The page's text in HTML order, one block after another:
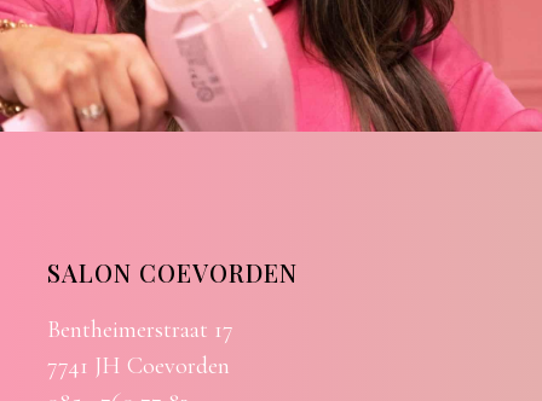
SALON COEVORDEN
Bentheimerstraat 17
7741 JH Coevorden